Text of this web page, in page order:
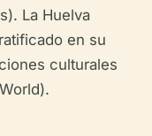
La Huelva
en su
culturales